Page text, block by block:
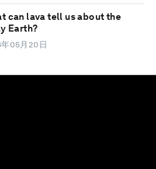
can lava tell us about the
Earth?
年05月20日